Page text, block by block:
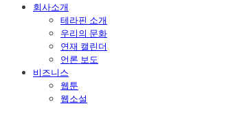
회사소개
테라핀 소개
우리의 문화
연재 캘린더
언론 보도
비즈니스
웹툰
웹소설